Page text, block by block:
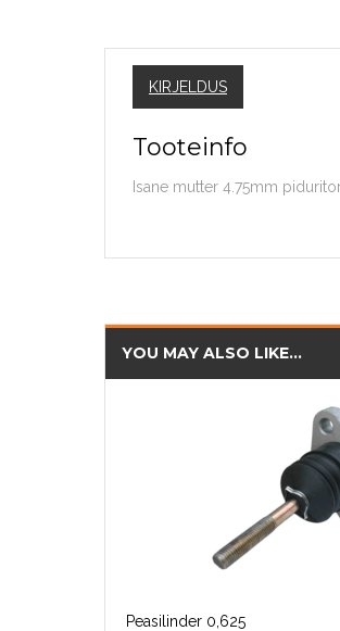
KIRJELDUS
Tooteinfo
Isane mutter 4.75mm
YOU MAY ALSO LIKE…
Peasilinder 0,625